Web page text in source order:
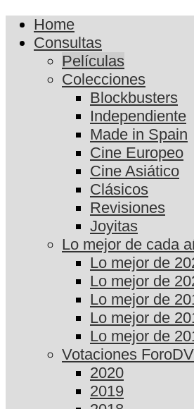
Home
Consultas
Películas
Colecciones
Blockbusters
Independiente
Made in Spain
Cine Europeo
Cine Asiático
Clásicos
Revisiones
Joyitas
Lo mejor de cada
Lo mejor de
Lo mejor de
Lo mejor de
Lo mejor de
Lo mejor de
Votaciones
2020
2019